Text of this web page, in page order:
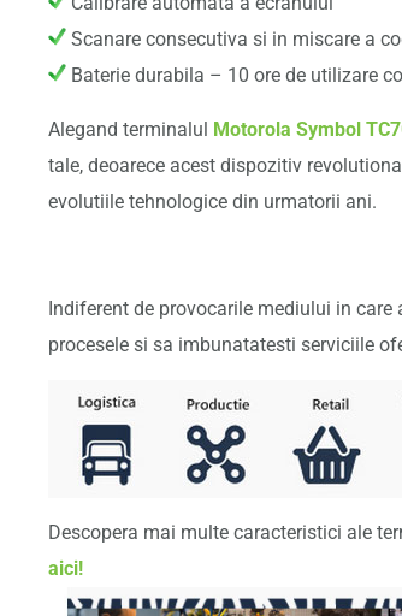
Scanare consecutiva si in miscare a
Baterie durabila – 10 ore de utilizare
Alegand terminalul Motorola Symbol
tale, deoarece acest dispozitiv
evolutiile tehnologice din urmatorii ani.
Indiferent de provocarile mediului in care
procesele si sa imbunatatesti serviciile
Descopera mai multe caracteristici ale
aici!